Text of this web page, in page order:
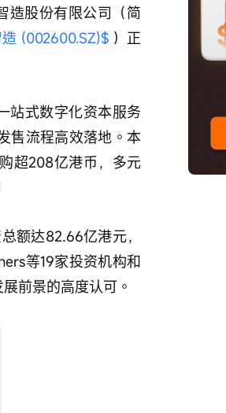
股份有限公司（简
(002600.SZ)$ ）正
站式数字化资本服务
售流程高效落地。本
超208亿港币，多元
额达82.66亿港元，
等19家投资机构和
前景的高度认可。